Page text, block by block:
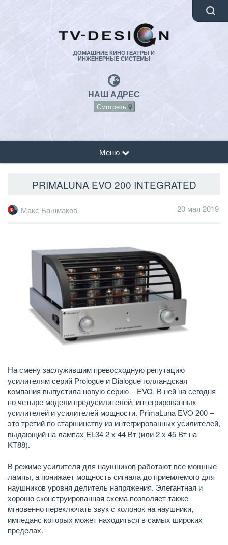
ДОМАШНИЕ КИНОТЕАТРЫ И
ИНЖЕНЕРНЫЕ СИСТЕМЫ
НАШ АДРЕС
Смотреть
Меню
PRIMALUNA EVO 200 INTEGRATED
Макс Башмаков 20 мая 2019
На смену заслужившим превосходную репутацию
усилителям серий Prologue и Dialogue голландская
компания выпустила новую серию – EVO. В ней на сегодня
по четыре модели предусилителей, интегрированных
усилителей и усилителей мощности. PrimaLuna EVO 200 –
это третий по старшинству из интегрированных усилителей,
выдающий на лампах EL34 2 х 44 Вт (или 2 х 45 Вт на
KT88).
В режиме усилителя для наушников работают все мощные
лампы, а понижает мощность сигнала до приемлемого для
наушников уровня делитель напряжения. Элегантная и
хорошо сконструированная схема позволяет также
мгновенно переключать звук с колонок на наушники,
импеданс которых может находиться в самых широких
пределах.